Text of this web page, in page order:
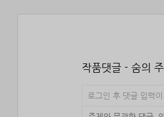
작품댓글 - 숨의 주
로그인 후 댓글 입력